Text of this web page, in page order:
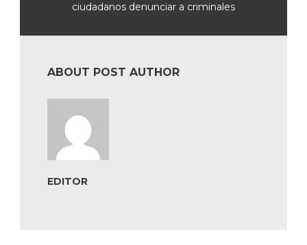
ciudadanos denunciar a criminales
ABOUT POST AUTHOR
EDITOR